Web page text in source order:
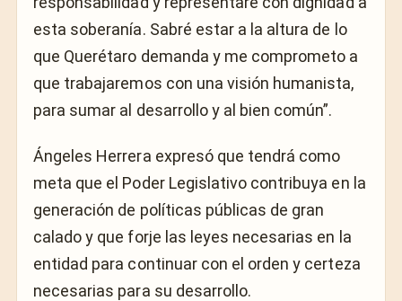
esta soberanía. Sabré estar a la altura de lo
que Querétaro demanda y me comprometo a
que trabajaremos con una visión humanista,
para sumar al desarrollo y al bien común”.
Ángeles Herrera expresó que tendrá como
meta que el Poder Legislativo contribuya en la
generación de políticas públicas de gran
calado y que forje las leyes necesarias en la
entidad para continuar con el orden y certeza
necesarias para su desarrollo.